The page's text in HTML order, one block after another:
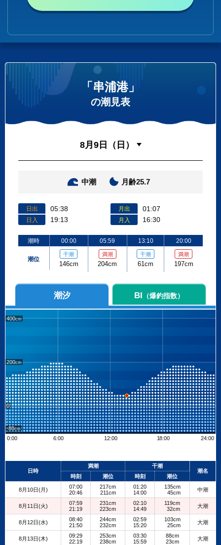
「串浦港」
の潮見表
中潮 月齢25.7
日出 05:38
日入 19:13
月出 01:07
月入 16:30
潮時
潮位
00:00
干潮
146cm
05:59
満潮
204cm
13:10
干潮
61cm
20:00
満潮
197cm
潮汐 BI （爆釣指数）
400
200
0
-80
0:00
6:00 12:00 18:00 24:00
+
日時
満潮
干潮
潮名
時刻
潮位 時刻 潮位
8月10日(月)
07:00
20:46
217cm
211cm
01:20
14:00
135cm
45cm
中潮
8月11日(火)
07:59
21:19
231cm
223cm
02:10
14:49
119cm
32cm
大潮
8月12日(水)
08:40
21:50
244cm
232cm
02:59
15:20
103cm
25cm
大潮
8月13日(木)
09:29
22:19
253cm
238cm
03:30
15:59
88cm
23cm
大潮